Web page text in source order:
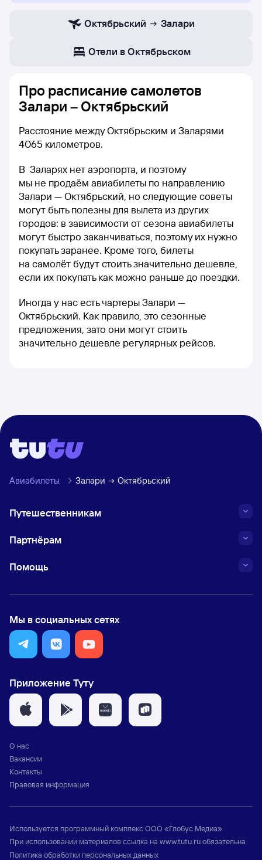
Октябрьский Залари
Отели в Октябрьском
Про расписание самолетов
Залари – Октябрьский
Расстояние между Октябрьским и Заларями
4065 километров.
В Заларях нет аэропорта, и поэтому
мы не продаём авиабилеты по направлению
Залари — Октябрьский, но следующие советы
могут быть полезны для вылета из других
городов: в зависимости от сезона авиабилеты
могут быстро заканчиваться, поэтому их нужно
покупать заранее. Кроме того, билеты
на самолёт будут стоить значительно дешевле,
если их покупать как можно раньше до поездки.
Иногда у нас есть чартеры Залари —
Октябрьский. Как правило, это сезонные
предложения, зато они могут стоить
значительно дешевле регулярных рейсов.
Авиабилеты Залари Октябрьский
Путешественникам
Партнёрам
Помощь
Мы в социальных сетях
Приложение Туту
О нас
Вакансии
Контакты
Правовая информация
Используется программный комплексООО «Глобус Медиа»
При использовании материалов ссылка на www.tutu.ruобязательна
Политика обработки персональных данных